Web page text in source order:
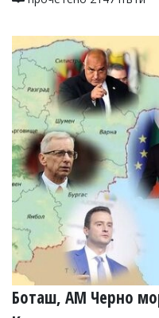
под
статиите
се
въвеждат
от
читателите
и
редакцията
не
носи
отговорност
за
Ако
откриете
обиден
за
вас
коментар,
Боташ, АМ Черно